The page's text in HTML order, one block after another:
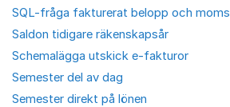
SQL-fråga fakturerat belopp och moms
Saldon tidigare räkenskapsår
Schemalägga utskick e-fakturor
Semester del av dag
Semester direkt på lönen